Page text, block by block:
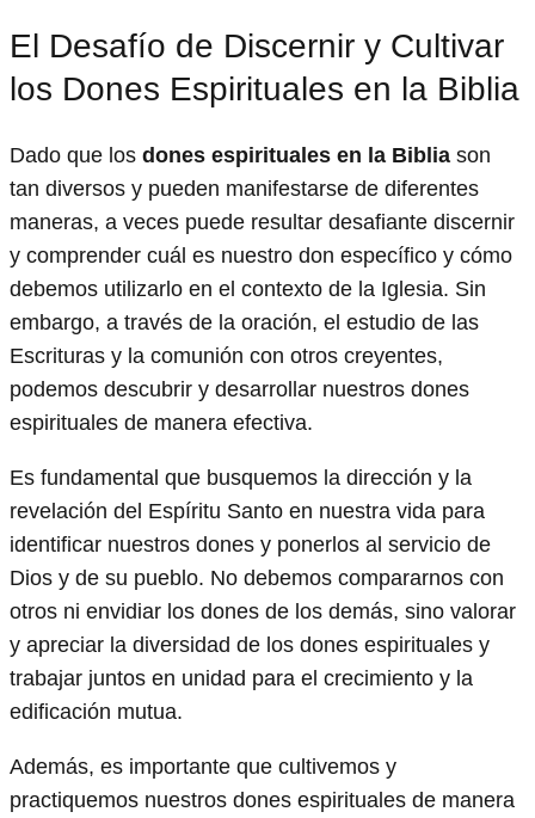
El Desafío de Discernir y Cultivar
los Dones Espirituales en la Biblia
Dado que los dones espirituales en la Biblia son
tan diversos y pueden manifestarse de diferentes
maneras, a veces puede resultar desafiante discernir
y comprender cuál es nuestro don específico y cómo
debemos utilizarlo en el contexto de la Iglesia. Sin
embargo, a través de la oración, el estudio de las
Escrituras y la comunión con otros creyentes,
podemos descubrir y desarrollar nuestros dones
espirituales de manera efectiva.
Es fundamental que busquemos la dirección y la
revelación del Espíritu Santo en nuestra vida para
identificar nuestros dones y ponerlos al servicio de
Dios y de su pueblo. No debemos compararnos con
otros ni envidiar los dones de los demás, sino valorar
y apreciar la diversidad de los dones espirituales y
trabajar juntos en unidad para el crecimiento y la
edificación mutua.
Además, es importante que cultivemos y
practiquemos nuestros dones espirituales de manera